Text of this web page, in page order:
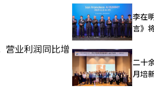
营业利润同比增
李在
言》
二十
月培